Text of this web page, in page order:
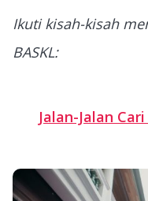
Ikuti kisah-kisah
BASKL:
Jalan-Jalan